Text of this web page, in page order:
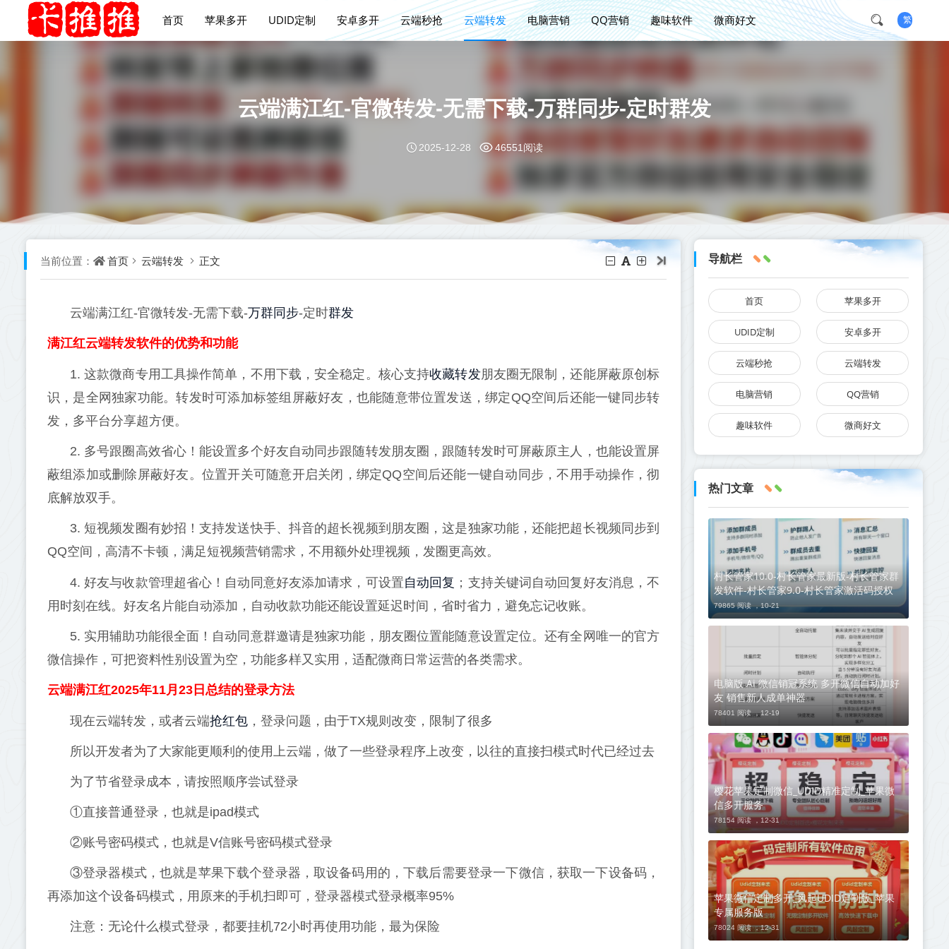
首页 苹果多开 UDID定制 安卓多开 云端秒抢 云端转发 电脑营销 QQ营销 趣味软件 微商好文 繁
云端满江红-官微转发-无需下载-万群同步-定时群发
2025-12-28 46551阅读
当前位置： 首页 云端转发 正文
云端满江红-官微转发-无需下载-万群同步-定时群发
满江红云端转发软件的优势和功能
1. 这款微商专用工具操作简单，不用下载，安全稳定。核心支持收藏转发朋友圈无限制，还能屏蔽原创标
识，是全网独家功能。转发时可添加标签组屏蔽好友，也能随意带位置发送，绑定QQ空间后还能一键同步转
发，多平台分享超方便。
2. 多号跟圈高效省心！能设置多个好友自动同步跟随转发朋友圈，跟随转发时可屏蔽原主人，也能设置屏
蔽组添加或删除屏蔽好友。位置开关可随意开启关闭，绑定QQ空间后还能一键自动同步，不用手动操作，彻
底解放双手。
3. 短视频发圈有妙招！支持发送快手、抖音的超长视频到朋友圈，这是独家功能，还能把超长视频同步到
QQ空间，高清不卡顿，满足短视频营销需求，不用额外处理视频，发圈更高效。
4. 好友与收款管理超省心！自动同意好友添加请求，可设置自动回复 ；支持关键词自动回复好友消息，不
用时刻在线。好友名片能自动添加，自动收款功能还能设置延迟时间，省时省力，避免忘记收账。
5. 实用辅助功能很全面！自动同意群邀请是独家功能，朋友圈位置能随意设置定位。还有全网唯一的官方
微信操作，可把资料性别设置为空，功能多样又实用，适配微商日常运营的各类需求。
云端满江红2025年11月23日总结的登录方法
现在云端转发，或者云端抢红包 ，登录问题，由于TX规则改变，限制了很多
所以开发者为了大家能更顺利的使用上云端，做了一些登录程序上改变，以往的直接扫模式时代已经过去
为了节省登录成本，请按照顺序尝试登录
①直接普通登录，也就是ipad模式
②账号密码模式，也就是V信账号密码模式登录
③登录器模式，也就是苹果下载个登录器，取设备码用的，下载后需要登录一下微信，获取一下设备码，
再添加这个设备码模式，用原来的手机扫即可，登录器模式登录概率95%
注意：无论什么模式登录，都要挂机72小时再使用功能，最为保险
导航栏
首页 苹果多开
UDID定制 安卓多开
云端秒抢 云端转发
电脑营销 QQ营销
趣味软件 微商好文
热门文章
村长管家10.0-村长管家最新版-村长管家群
发软件-村长管家9.0-村长管家激活码授权
79865 阅读 ，10-21
电脑版 Ai 微信销冠系统 多开微信自动加好
友 销售新人成单神器
78401 阅读 ，12-19
樱花苹果定制微信_UDID精准定制_苹果微
信多开服务
78154 阅读 ，12-31
苹果微信定制多开_风起UDID定制版_苹果
专属服务版
78024 阅读 ，12-31